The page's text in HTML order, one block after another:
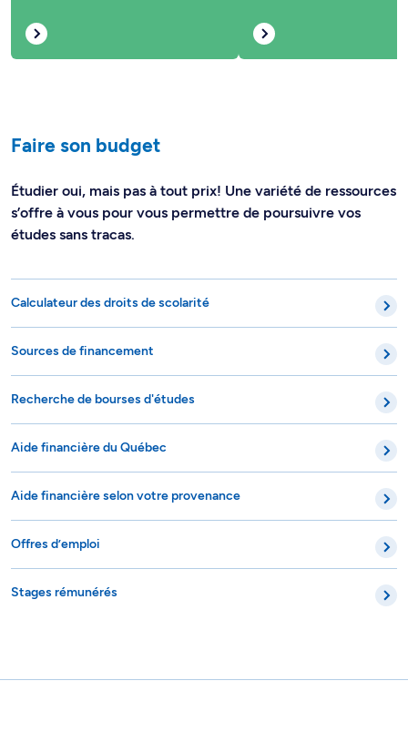
Faire son budget
Étudier oui, mais pas à tout prix! Une variété de ressources
s’offre à vous pour vous permettre de poursuivre vos
études sans tracas.
Calculateur des droits de scolarité
Sources de financement
Recherche de bourses d'études
Aide financière du Québec
Aide financière selon votre provenance
Offres d’emploi
Stages rémunérés